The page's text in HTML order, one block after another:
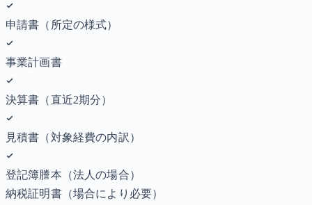
申請書（所定の様式）
事業計画書
決算書（直近2期分）
見積書（対象経費の内訳）
登記簿謄本（法人の場合）
納税証明書（場合により必要）